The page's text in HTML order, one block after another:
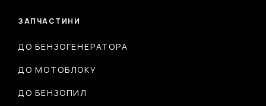
ЗАПЧАСТИНИ
ДО БЕНЗОГЕНЕРАТОРА
ДО МОТОБЛОКУ
ДО БЕНЗОПИЛ